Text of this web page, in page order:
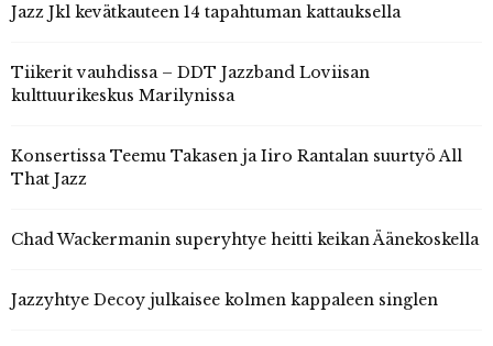
Jazz Jkl kevätkauteen 14 tapahtuman kattauksella
Tiikerit vauhdissa – DDT Jazzband Loviisan
kulttuurikeskus Marilynissa
Konsertissa Teemu Takasen ja Iiro Rantalan suurtyö All
That Jazz
Chad Wackermanin superyhtye heitti keikan Äänekoskella
Jazzyhtye Decoy julkaisee kolmen kappaleen singlen